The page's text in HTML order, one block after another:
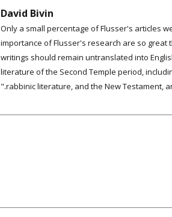
David Bivin
"Only a small percentage of Flusser's articles
importance of Flusser's research are so
writings should remain untranslated into
literature of the Second Temple period,
rabbinic literature, and the New Testament,